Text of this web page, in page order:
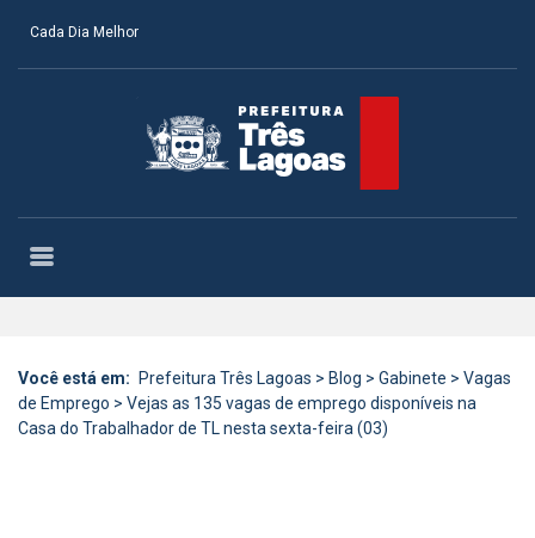
Cada Dia Melhor
Você está em: Prefeitura Três Lagoas > Blog > Gabinete > Vagas
de Emprego > Vejas as 135 vagas de emprego disponíveis na
Casa do Trabalhador de TL nesta sexta-feira (03)